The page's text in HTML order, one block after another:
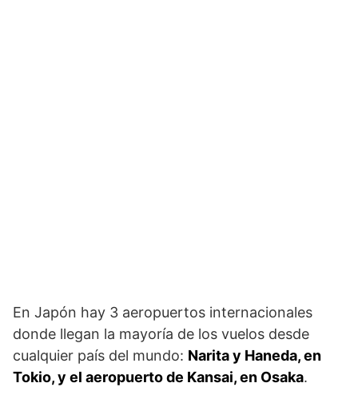
En Japón hay 3 aeropuertos internacionales
donde llegan la mayoría de los vuelos desde
cualquier país del mundo: Narita y Haneda, en
Tokio, y el aeropuerto de Kansai, en Osaka.